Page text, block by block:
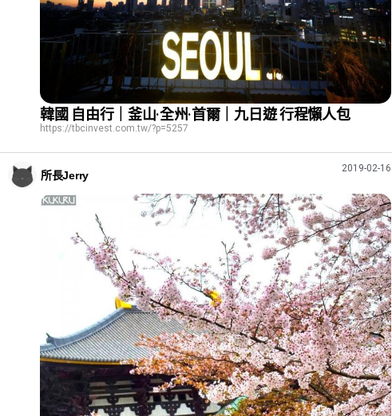
韓國 自由行｜釜山·全州·首爾｜九日遊 行程懶人包
https://tbcinvest.com.tw/?p=5257
所長Jerry
2019-02-16